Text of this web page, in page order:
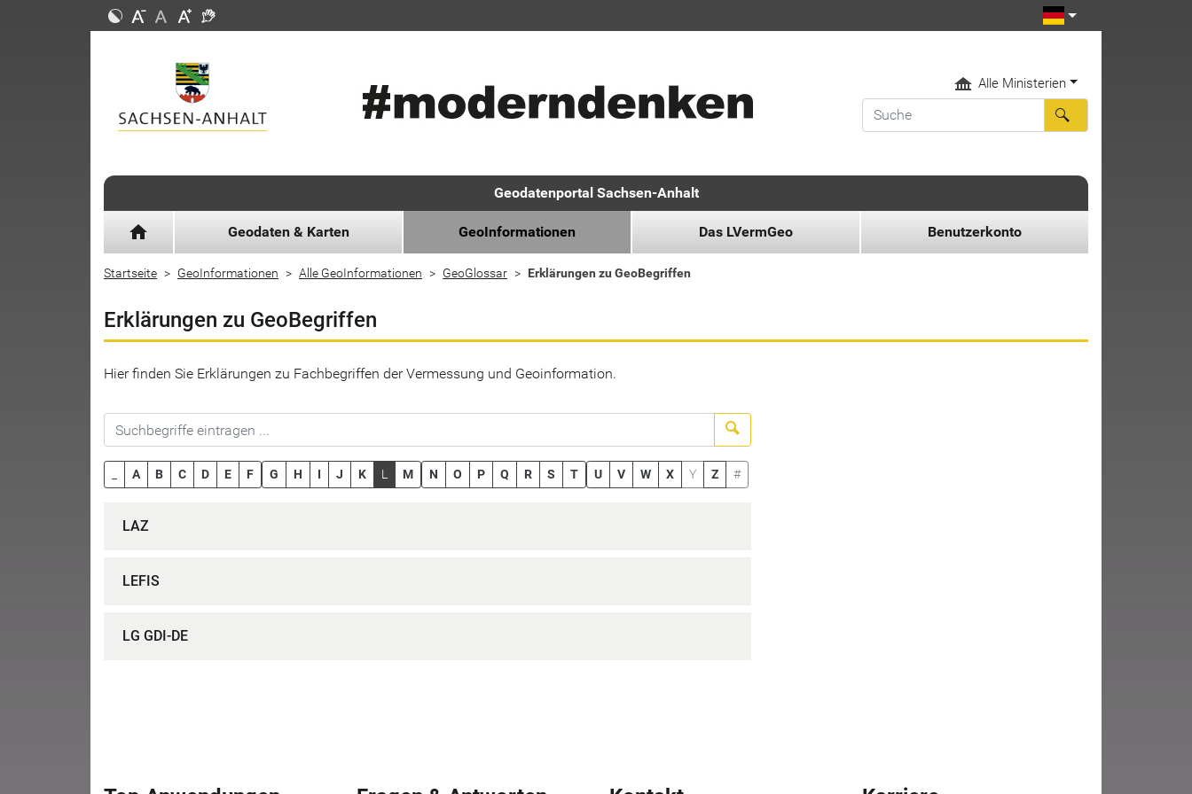
Alle Ministerien
Geodatenportal Sachsen-Anhalt
home Geodaten & Karten GeoInformationen Das LVermGeo Benutzerkonto
Startseite GeoInformationen Alle GeoInformationen GeoGlossar Erklärungen zu GeoBegriffen
Erklärungen zu GeoBegriffen
Hier finden Sie Erklärungen zu Fachbegriffen der Vermessung und Geoinformation.
A B C D E F G H I J K L M N O P Q R S T U V W X Y Z #
LAZ
LEFIS
LG GDI-DE